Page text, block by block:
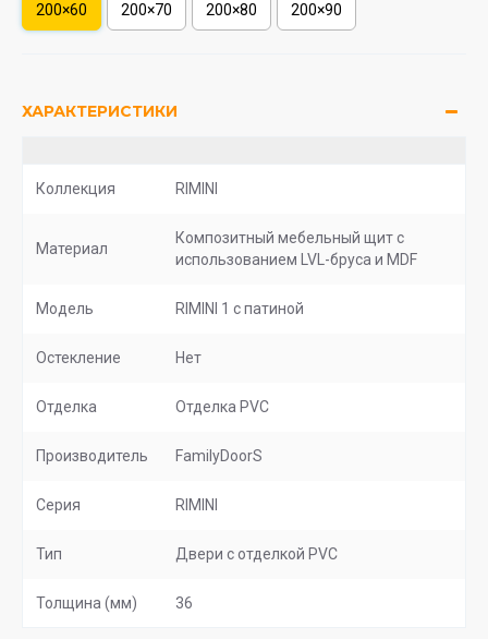
200×60 200×70 200×80 200×90
ХАРАКТЕРИСТИКИ
Коллекция RIMINI
Материал
Композитный мебельный щит с
использованием LVL-бруса и MDF
Модель RIMINI 1 с патиной
Остекление Нет
Отделка Отделка PVC
Производитель FamilyDoorS
Серия RIMINI
Тип Двери с отделкой PVC
Толщина (мм) 36